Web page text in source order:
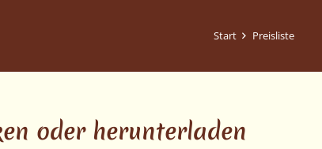
Start Preisliste
oder herunterladen